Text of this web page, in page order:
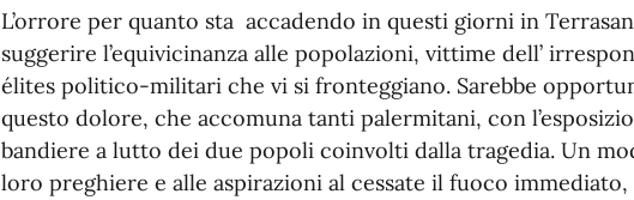
L’orrore per quanto sta accadendo in questi giorni in
suggerire l’equivicinanza alle popolazioni, vittime dell’
élites politico-militari che vi si fronteggiano. Sarebbe
questo dolore, che accomuna tanti palermitani, con
bandiere a lutto dei due popoli coinvolti dalla tragedia. Un
loro preghiere e alle aspirazioni al cessate il fuoco immediato,